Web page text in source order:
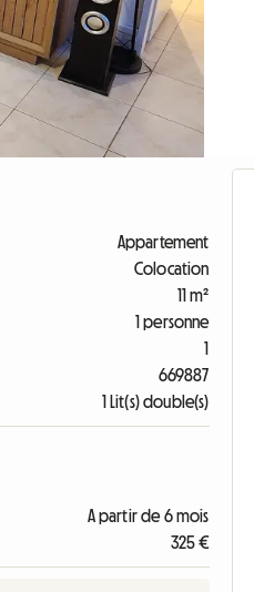
Appartement
Colocation
11 m²
1 personne
1
669887
1 Lit(s) double(s)
A partir de 6 mois
325 €